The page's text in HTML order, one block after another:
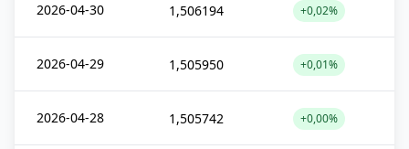
2026-04-30 1,506194 +0,02%
2026-04-29 1,505950 +0,01%
2026-04-28 1,505742 +0,00%